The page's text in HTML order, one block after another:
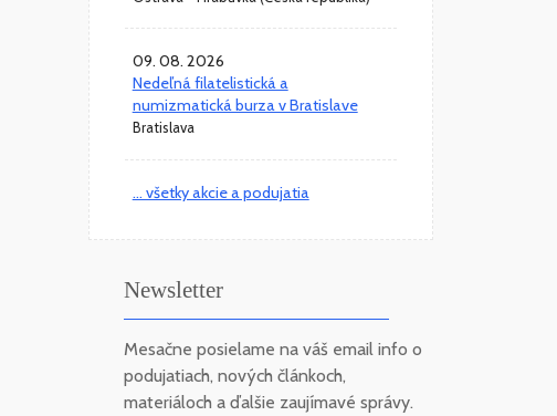
09. 08. 2026
Nedeľná filatelistická a
numizmatická burza v Bratislave
Bratislava
... všetky akcie a podujatia
Newsletter
Mesačne posielame na váš email info o
podujatiach, nových článkoch,
materiáloch a ďalšie zaujímavé správy.